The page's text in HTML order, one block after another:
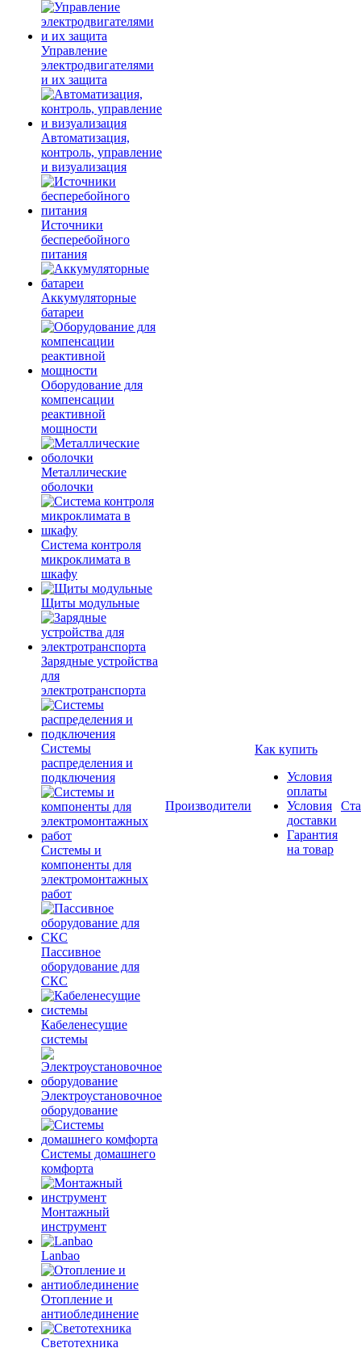
Управление
электродвигателями
и их защита
Автоматизация,
контроль, управление
и визуализация
Источники
бесперебойного
питания
Аккумуляторные
батареи
Оборудование для
компенсации
реактивной
мощности
Металлические
оболочки
Система контроля
микроклимата в
шкафу
Щиты модульные
Зарядные устройства
для
электротранспорта
Системы
распределения и
подключения
Системы и
компоненты для
электромонтажных
работ
Пассивное
оборудование для
СКС
Кабеленесущие
системы
Электроустановочное
оборудование
Системы домашнего
комфорта
Монтажный
инструмент
Lanbao
Отопление и
антиоблединение
Светотехника
Производители
Как купить
Условия
оплаты
Условия
доставки
Гарантия
на товар